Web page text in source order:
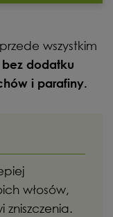
wszystkim
bez dodatku
i parafiny.
włosów,
zniszczenia.